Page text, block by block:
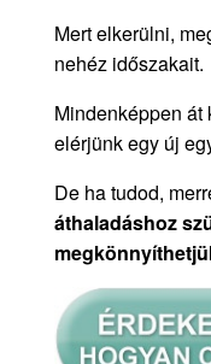
Mert elkerülni,
nehéz időszakait.
Mindenképpen át
elérjünk egy új
De ha tudod,
áthaladáshoz